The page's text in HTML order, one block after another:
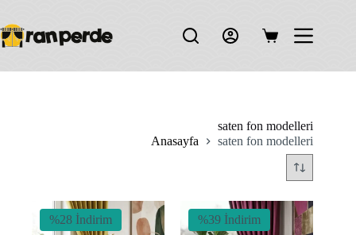
content
Shopping
saten fon modelleri
Anasayfa
saten fon modelleri
%28 İndirim %39 İndirim